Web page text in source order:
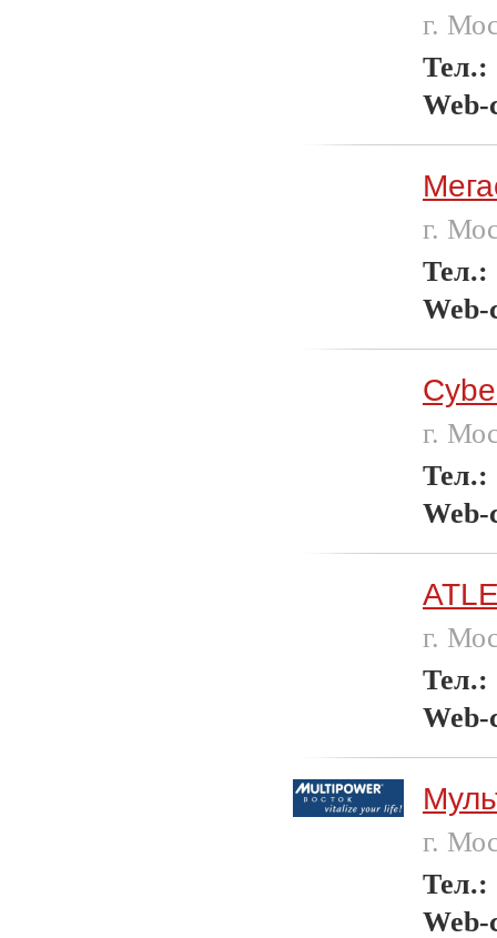
г.
Тел.:
Web-
г.
Тел.:
Web-
г.
Тел.:
Web-
г.
Тел.:
Web-
г.
Тел.:
Web-